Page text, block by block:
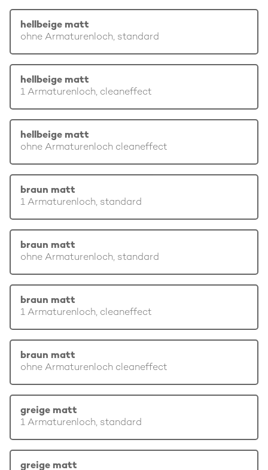
hellbeige matt
ohne Armaturenloch, standard
hellbeige matt
1 Armaturenloch, cleaneffect
hellbeige matt
ohne Armaturenloch cleaneffect
braun matt
1 Armaturenloch, standard
braun matt
ohne Armaturenloch, standard
braun matt
1 Armaturenloch, cleaneffect
braun matt
ohne Armaturenloch cleaneffect
greige matt
1 Armaturenloch, standard
greige matt